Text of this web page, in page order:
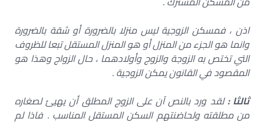
اذن ، فمسكن الزوجية ليس منزلا بالضرورة أو شقة بالضرورة
وانما هو الجزء من المنزل أو هو المنزل المستقل تبعا للظروف
التي تختص به الزوجة والزوج وأولادهما ، حال الزواج وهذا هو
المقصود في القانون يمكن الزوجية .
ثالثا :لقد ورد بالنص آن على الزوج المطلق أن يهيئ لصغاره
من مطلقته ولحاضنتهم السكن المستقل المناسب . فاذا لم